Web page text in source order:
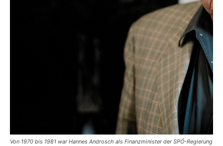
Von 1970 bis 1981 war Hannes Androsch als Finanzminister der SPÖ-Regierung